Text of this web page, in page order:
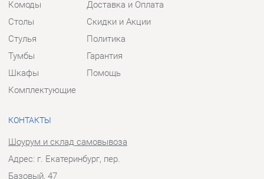
КОНТАКТЫ
Шоурум и склад самовывоза
Адрес: г. Екатеринбург, пер.
Базовый, 47
Телефон: +7 (903) 000-00-00
Пн - Пт:10:00 - 18:00 (GMT+5)
Отправить сообщение